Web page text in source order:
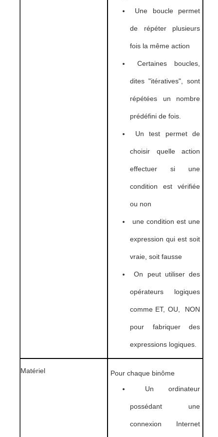
Une boucle permet
de répéter plusieurs
fois la même action
Certaines boucles,
dites "itératives", sont
répétées un nombre
prédéfini de fois.
Un test permet de
choisir quelle action
effectuer si une
condition est vérifiée
ou non
une condition est une
expression qui est soit
vraie, soit fausse
On peut utiliser des
opérateurs logiques
comme ET, OU, NON
pour fabriquer des
expressions logiques.
Matériel
Pour chaque binôme
Un ordinateur
possédant une
connexion Internet